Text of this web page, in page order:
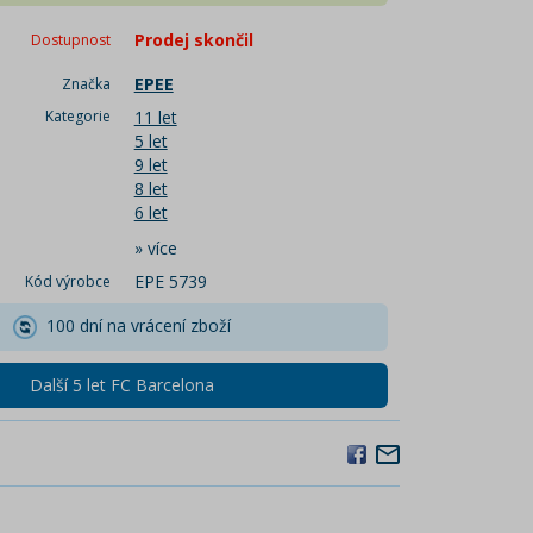
Dostupnost Prodej skončil
Značka EPEE
Kategorie
11 let
5 let
9 let
8 let
6 let
» více
Kód výrobce
EPE 5739
100 dní na vrácení zboží
Další 5 let FC Barcelona